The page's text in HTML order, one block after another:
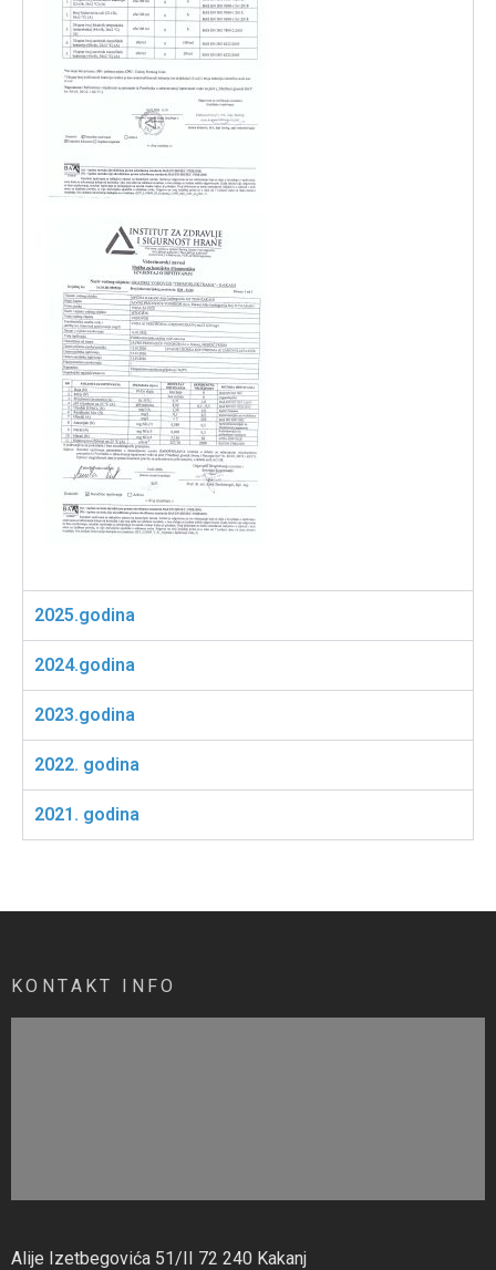
2025.godina
2024.godina
2023.godina
2022. godina
2021. godina
KONTAKT INFO
Alije Izetbegovića 51/II 72 240 Kakanj